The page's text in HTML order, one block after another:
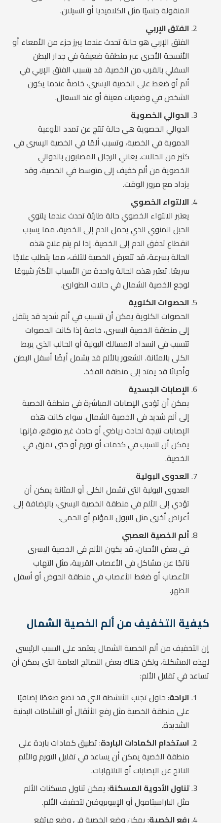
المنقولة جنسيًا مثل الكلاميديا أو السيلان.
الفتق الإربي
الفتق الإربي هو حالة تحدث عندما يبرز جزء من الأمعاء أو
الأنسجة الأخرى عبر منطقة ضعيفة في جدار البطن
السفلي بالقرب من الخصية. قد يتسبب الفتق الإربي في
ألم أو ضغط على الخصية اليسرى، خاصةً عندما يكون
الشخص في وضعيات معينة أو عند السعال.
الدوالي الخصوية
الدوالي الخصوية هي حالة تنتج عن تمدد الأوعية
الدموية في الخصية، وتسبب ألمًا في الخصية اليسرى في
كثير من الحالات. يعاني الرجال المصابون بالدوالي
الخصوية من ألم خفيف إلى متوسط في الخصية، وقد
يزداد مع مرور الوقت.
الالتواء الخصوي
يعتبر الالتواء الخصوي حالة طارئة تحدث عندما يلتوي
الحبل المنوي الذي يحمل الدم إلى الخصية، مما يسبب
انقطاع تدفق الدم إلى الخصية. إذا لم يتم علاج هذه
الحالة بسرعة، قد تتعرض الخصية للتلف، مما يتطلب علاجًا
سريعًا. تعتبر هذه الحالة واحدة من الأسباب الأكثر شيوعًا
لوجع الخصية الشمال في حالات الطوارئ.
الحصوات الكلوية
الحصوات الكلوية يمكن أن تتسبب في ألم شديد قد ينتقل
إلى منطقة الخصية اليسرى، خاصة إذا كانت الحصوات
تتسبب في انسداد المسالك البولية أو الحالب الذي يربط
الكلى بالمثانة. الشعور بالألم قد يشمل أيضًا أسفل البطن
وأحيانًا قد يمتد إلى منطقة الفخذ.
الإصابات الجسدية
يمكن أن تؤدي الإصابات المباشرة في منطقة الخصية
إلى ألم شديد في الخصية الشمال. سواء كانت هذه
الإصابات نتيجة لحادث رياضي أو حادث غير متوقع، فإنها
يمكن أن تتسبب في كدمات أو تورم أو حتى تمزق في
الخصية.
العدوى البولية
العدوى البولية التي تشمل الكلى أو المثانة يمكن أن
تؤدي إلى الألم في منطقة الخصية اليسرى، بالإضافة إلى
أعراض أخرى مثل التبول المؤلم أو الحمى.
ألم الخصية العصبي
في بعض الأحيان، قد يكون الألم في الخصية اليسرى
ناتجًا عن مشاكل في الأعصاب القريبة، مثل التهاب
الأعصاب أو ضغط الأعصاب في منطقة الحوض أو أسفل
الظهر.
كيفية التخفيف من ألم الخصية الشمال
إن التخفيف من ألم الخصية الشمال يعتمد على السبب الرئيسي
لهذه المشكلة، ولكن هناك بعض النصائح العامة التي يمكن أن
تساعد في تقليل الألم:
الراحة: حاول تجنب الأنشطة التي قد تضع ضغطًا إضافيًا
على منطقة الخصية مثل رفع الأثقال أو النشاطات البدنية
الشديدة.
استخدام الكمادات الباردة: تطبيق كمادات باردة على
منطقة الخصية يمكن أن يساعد في تقليل التورم والألم
الناتج عن الإصابات أو الالتهابات.
تناول الأدوية المسكنة: يمكن تناول مسكنات الألم
مثل الباراسيتامول أو الإيبوبروفين لتخفيف الألم.
رفع الخصية: يمكن وضع الخصية في وضع مرتفع